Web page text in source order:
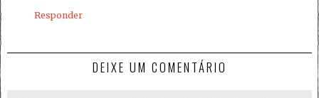
Responder
DEIXE UM COMENTÁRIO